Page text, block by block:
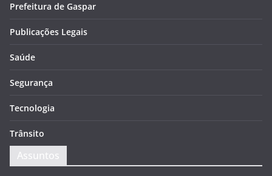
Prefeitura de Gaspar
Publicações Legais
Saúde
Segurança
Tecnologia
Trânsito
Assuntos